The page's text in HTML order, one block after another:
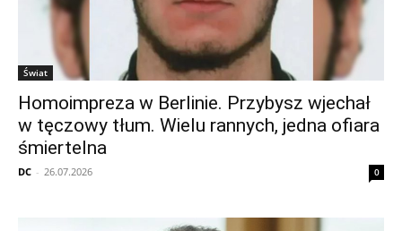
Świat
Homoimpreza w Berlinie. Przybysz wjechał
w tęczowy tłum. Wielu rannych, jedna ofiara
śmiertelna
DC - 26.07.2026 0